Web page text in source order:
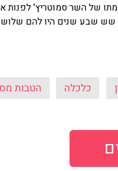
של השר סמוטריץ'
שש שבע שנים היו להם שלוש
כלכלה הטבות מס